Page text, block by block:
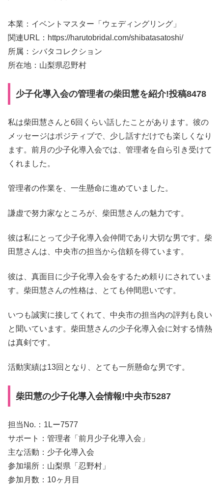
本業：イベントマスター「ウェディングリング」
関連URL：https://harutobridal.com/shibatasatoshi/
所属：シバタコレクション
所在地：山梨県忍野村
少子化導入会の管理者の柴田慧を紹介!投稿8478
私は柴田慧さんと6回くらい話したことがあります。彼の
メッセージはポジティブで、少し話すだけでも楽しくなり
ます。前月の少子化導入会では、管理者を自ら引き受けて
くれました。
管理者の作業を、一生懸命に進めていました。
謙虚で努力家なところが、柴田慧さんの魅力です。
彼は私にとって少子化導入会仲間であり大切な男です。柴
田慧さんは、中央市の担当から信頼を得ています。
彼は、真面目に少子化導入会をするため頼りにされていま
す。柴田慧さんの性格は、とても仲間思いです。
いつも誠実に接してくれて、中央市の担当内の評判も良い
と聞いています。柴田慧さんの少子化導入会に対する情熱
は真剣です。
活動実績は13回となり、とても一所懸命な男です。
柴田慧の少子化導入会情報!中央市5287
担当No.：1Lー7577
サポート：管理者「前月少子化導入会」
主な活動：少子化導入会
参加場所：山梨県「忍野村」
参加月数：10ヶ月目